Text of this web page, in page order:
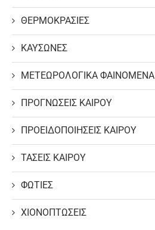
ΘΕΡΜΟΚΡΑΣΙΕΣ
ΚΑΥΣΩΝΕΣ
ΜΕΤΕΩΡΟΛΟΓΙΚΑ ΦΑΙΝΟΜΕΝΑ
ΠΡΟΓΝΩΣΕΙΣ ΚΑΙΡΟΥ
ΠΡΟΕΙΔΟΠΟΙΗΣΕΙΣ ΚΑΙΡΟΥ
ΤΑΣΕΙΣ ΚΑΙΡΟΥ
ΦΩΤΙΕΣ
ΧΙΟΝΟΠΤΩΣΕΙΣ